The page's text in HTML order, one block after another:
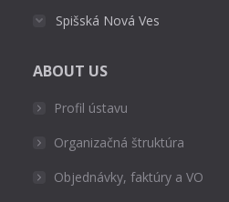
Spišská Nová Ves
ABOUT US
Profil ústavu
Organizačná štruktúra
Objednávky, faktúry a VO